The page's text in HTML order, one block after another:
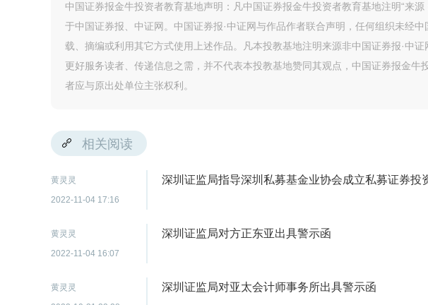
中国证券报金牛投资者教育基地声明：凡中国证券报金牛投资者教育基地注明“来
于中国证券报、中证网。中国证券报·中证网与作品作者联合声明，任何组织未经
载、摘编或利用其它方式使用上述作品。凡本投教基地注明来源非中国证券报·中
更好服务读者、传递信息之需，并不代表本投教基地赞同其观点，中国证券报金牛
者应与原出处单位主张权利。
相关阅读
黄灵灵
2022-11-04 17:16
深圳证监局指导深圳私募基金业协会成立私募证券投
黄灵灵
2022-11-04 16:07
深圳证监局对方正东亚出具警示函
黄灵灵
深圳证监局对亚太会计师事务所出具警示函